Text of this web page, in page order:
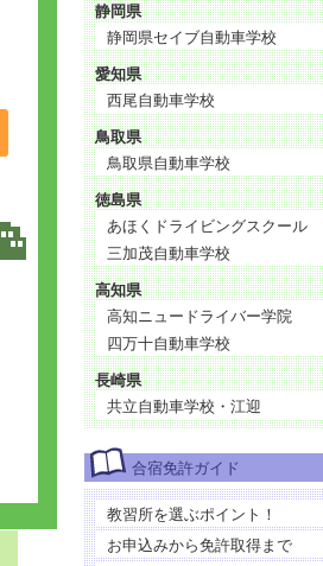
静岡県
静岡県セイブ自動車学校
愛知県
西尾自動車学校
鳥取県
鳥取県自動車学校
徳島県
あほくドライビングスクール
三加茂自動車学校
高知県
高知ニュードライバー学院
四万十自動車学校
長崎県
共立自動車学校・江迎
合宿免許ガイド
教習所を選ぶポイント！
お申込みから免許取得まで